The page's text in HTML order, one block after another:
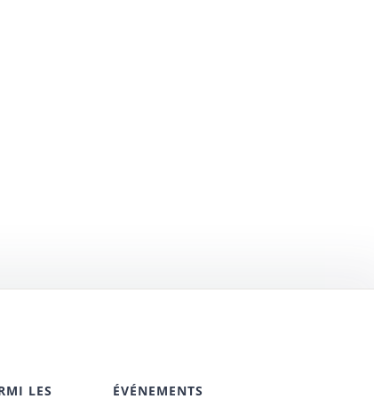
LES ÉVÉNEMENTS